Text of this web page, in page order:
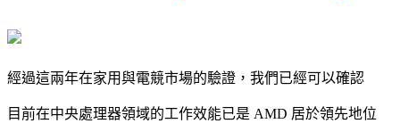
經過這兩年在家用與電競市場的驗證，我們已經可以確認
目前在中央處理器領域的工作效能已是 AMD 居於領先地位